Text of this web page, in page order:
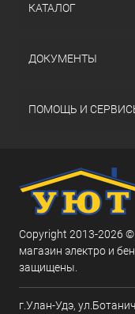
КАТАЛОГ
ДОКУМЕНТЫ
ПОМОЩЬ И
Copyright 2013-2026
магазин электро и
защищены.
г.Улан-Удэ,